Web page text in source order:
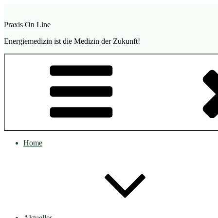
springen
Praxis On Line
Energiemedizin ist die Medizin der Zukunft!
Home